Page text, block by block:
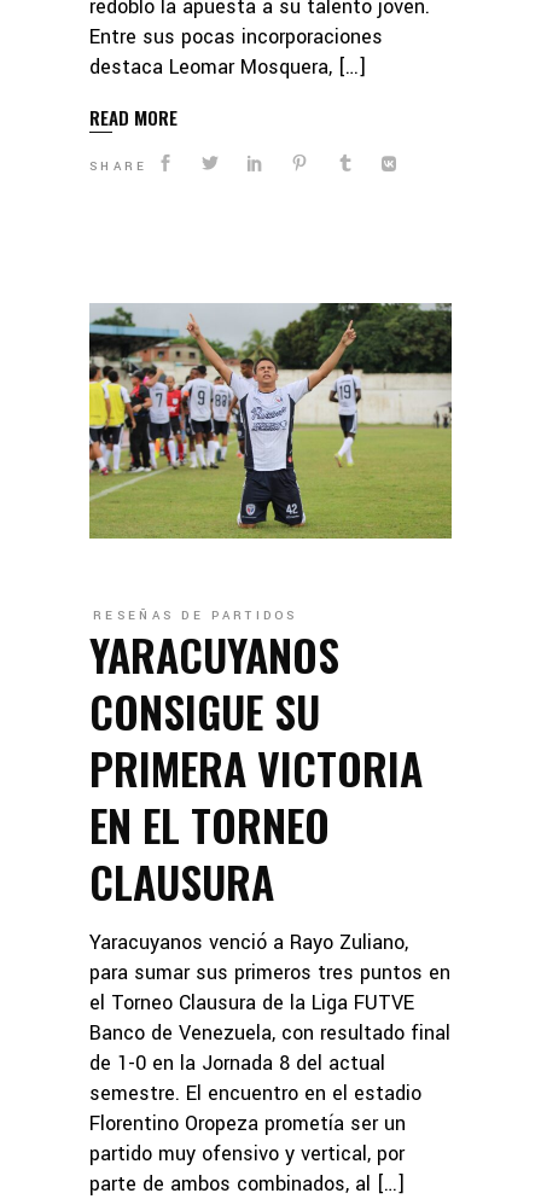
redobló la apuesta a su talento joven.
Entre sus pocas incorporaciones
destaca Leomar Mosquera, […]
READ MORE
SHARE
RESEÑAS DE PARTIDOS
YARACUYANOS
CONSIGUE SU
PRIMERA VICTORIA
EN EL TORNEO
CLAUSURA
Yaracuyanos venció a Rayo Zuliano,
para sumar sus primeros tres puntos en
el Torneo Clausura de la Liga FUTVE
Banco de Venezuela, con resultado final
de 1-0 en la Jornada 8 del actual
semestre. El encuentro en el estadio
Florentino Oropeza prometía ser un
partido muy ofensivo y vertical, por
parte de ambos combinados, al […]